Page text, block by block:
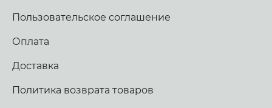
Пользовательское соглашение
Оплата
Доставка
Политика возврата товаров